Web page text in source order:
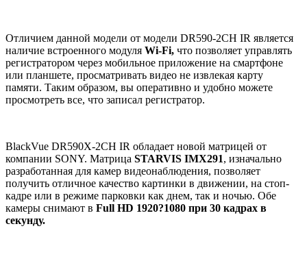
Отличием данной модели от модели DR590-2CH IR является
наличие встроенного модуля Wi-Fi, что позволяет управлять
регистратором через мобильное приложение на смартфоне
или планшете, просматривать видео не извлекая карту
памяти. Таким образом, вы оперативно и удобно можете
просмотреть все, что записал регистратор.
BlackVue DR590X-2CH IR обладает новой матрицей от
компании SONY. Матрица STARVIS IMX291, изначально
разработанная для камер видеонаблюдения, позволяет
получить отличное качество картинки в движении, на стоп-
кадре или в режиме парковки как днем, так и ночью. Обе
камеры снимают в Full HD 1920?1080 при 30 кадрах в
секунду.